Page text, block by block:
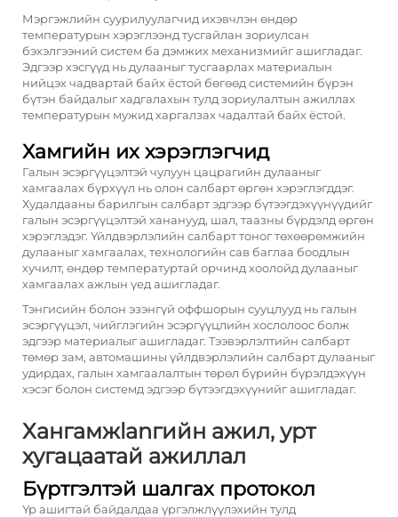
Мэргэжлийн суурилуулагчид ихэвчлэн өндөр
температурын хэрэглээнд тусгайлан зориулсан
бэхэлгээний систем ба дэмжих механизмийг ашигладаг.
Эдгээр хэсгүүд нь дулааныг тусгаарлах материалын
нийцэх чадвартай байх ёстой бөгөөд системийн бүрэн
бүтэн байдалыг хадгалахын тулд зориулалтын ажиллах
температурын мужид харгалзах чадалтай байх ёстой.
Хамгийн их хэрэглэгчид
Галын эсэргүүцэлтэй чулуун цацрагийн дулааныг
хамгаалах бүрхүүл нь олон салбарт өргөн хэрэглэгддэг.
Худалдааны барилгын салбарт эдгээр бүтээгдэхүүнүүдийг
галын эсэргүүцэлтэй хананууд, шал, таазны бүрдэлд өргөн
хэрэглэдэг. Үйлдвэрлэлийн салбарт тоног төхөөрөмжийн
дулааныг хамгаалах, технологийн сав баглаа боодлын
хучилт, өндөр температуртай орчинд хоолойд дулааныг
хамгаалах ажлын үед ашигладаг.
Тэнгисийн болон эзэнгүй оффшорын сууцлууд нь галын
эсэргүүцэл, чийглэгийн эсэргүүцлийн хослолоос болж
эдгээр материалыг ашигладаг. Тээвэрлэлтийн салбарт
төмөр зам, автомашины үйлдвэрлэлийн салбарт дулааныг
удирдах, галын хамгаалалтын төрөл бүрийн бүрэлдэхүүн
хэсэг болон системд эдгээр бүтээгдэхүүнийг ашигладаг.
Хангамжlanгийн ажил, урт
хугацаатай ажиллал
Бүртгэлтэй шалгах протокол
Үр ашигтай байдалдаа үргэлжлүүлэхийн тулд